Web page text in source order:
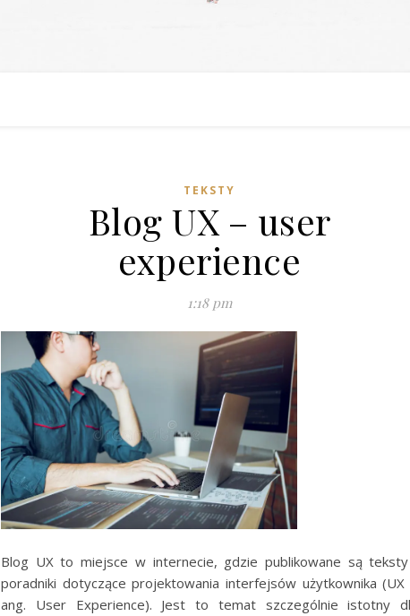
TEKSTY
Blog UX – user
experience
1:18 pm
Blog UX to miejsce w internecie, gdzie publikowane są
poradniki dotyczące projektowania interfejsów użytkownika (UX
ang. User Experience). Jest to temat szczególnie istotny